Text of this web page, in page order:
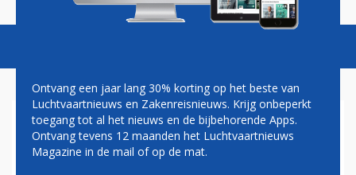
'GEEN AKKOORD AIR FRANCE
MET PILOTEN OVER BOOST'
Ontvang een jaar lang 30% korting op het beste van
Luchtvaartnieuws en Zakenreisnieuws. Krijg onbeperkt
toegang tot al het nieuws en de bijbehorende Apps.
Ontvang tevens 12 maanden het Luchtvaartnieuws
Magazine in de mail of op de mat.